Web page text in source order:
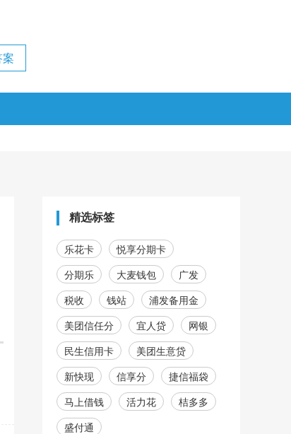
精选标签
乐花卡 悦享分期卡
分期乐 大麦钱包 广发
税收 钱站 浦发备用金
美团信任分 宜人贷 网银
民生信用卡 美团生意贷
新快现 信享分 捷信福袋
马上借钱 活力花 桔多多
盛付通